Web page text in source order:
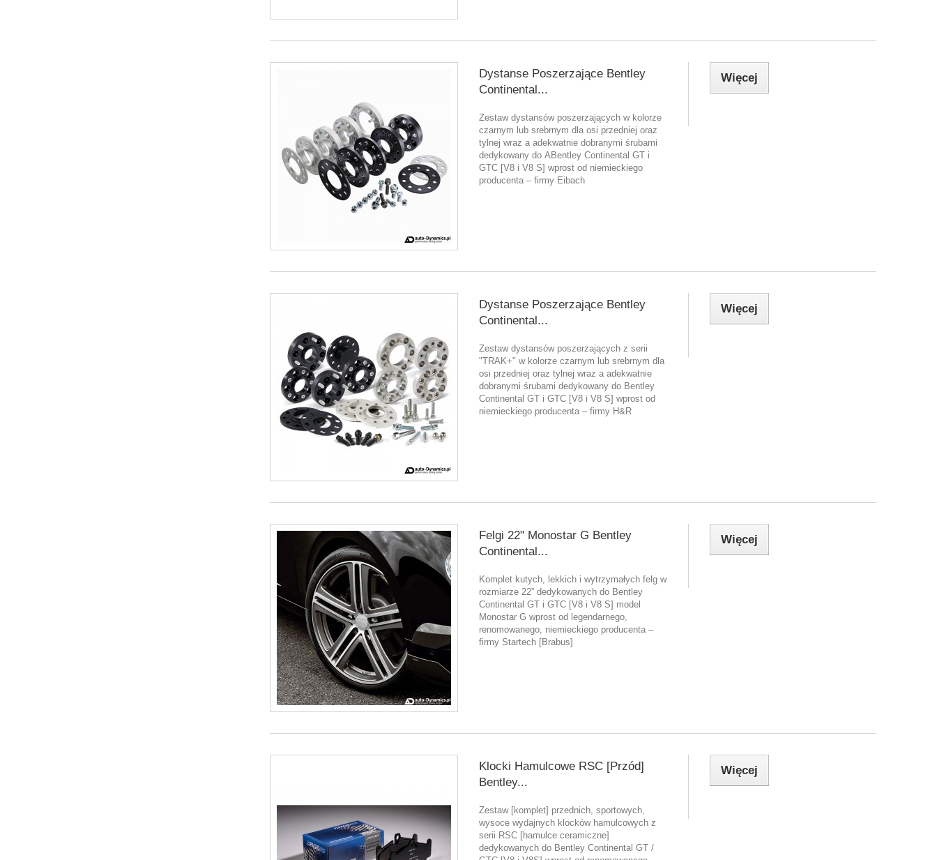
Dystanse Poszerzające Bentley
Continental...
Zestaw dystansów poszerzających w kolorze
czarnym lub srebrnym dla osi przedniej oraz
tylnej wraz a adekwatnie dobranymi śrubami
dedykowany do ABentley Continental GT i
GTC [V8 i V8 S] wprost od niemieckiego
producenta – firmy Eibach
Więcej
Dystanse Poszerzające Bentley
Continental...
Zestaw dystansów poszerzających z serii
"TRAK+" w kolorze czarnym lub srebrnym dla
osi przedniej oraz tylnej wraz a adekwatnie
dobranymi śrubami dedykowany do Bentley
Continental GT i GTC [V8 i V8 S] wprost od
niemieckiego producenta – firmy H&R
Więcej
Felgi 22" Monostar G Bentley
Continental...
Komplet kutych, lekkich i wytrzymałych felg w
rozmiarze 22” dedykowanych do Bentley
Continental GT i GTC [V8 i V8 S] model
Monostar G wprost od legendarnego,
renomowanego, niemieckiego producenta –
firmy Startech [Brabus]
Więcej
Klocki Hamulcowe RSC [Przód]
Bentley...
Zestaw [komplet] przednich, sportowych,
wysoce wydajnych klocków hamulcowych z
serii RSC [hamulce ceramiczne]
dedykowanych do Bentley Continental GT /
Więcej